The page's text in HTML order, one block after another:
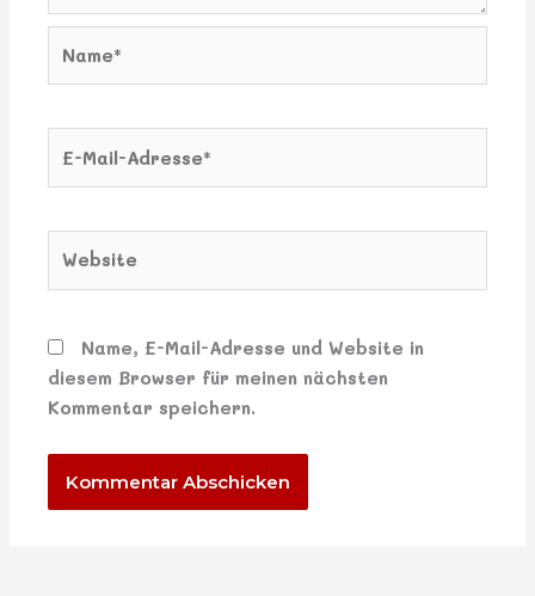
Mail-
Website
Name, E-Mail-Adresse und Website in
diesem Browser für meinen nächsten
Kommentar speichern.